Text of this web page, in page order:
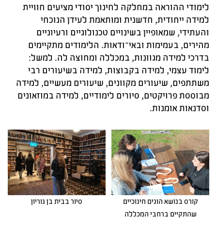
לימודי ההוראה במחלקה לחינוך יסודי מציעים חוויית
למידה ייחודית, חדשנית ומותאמת לעידן הנוכחי
והעתידי, שמאופיין בשינויים טכנולוגיים ורעיוניים
מהירים, בעמימות ובאי־ודאות. הלימודים מתקיימים
בדרכי למידה מגוונות, במכללה ומחוצה לה. למשל:
לימוד עצמי, למידה בקבוצות, למידה בשיעורים רבי
משתתפים, שיעורים מקוונים, שיעורים מעשיים, למידה
מבוססת פרויקטים, סיורים לימודיים, למידה במוזאונים
וסדנאות אומנות.
קורס בנושא הוגים חינוכיים
שהתקיים ברחבי המכללה
סיור בבית בן גוריון